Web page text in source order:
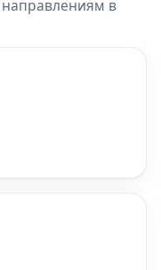
направлениям в